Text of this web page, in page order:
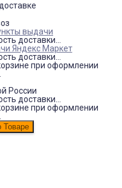
выдачи
доставки...
Яндекс Маркет
доставки...
при оформлении
России
доставки...
при оформлении